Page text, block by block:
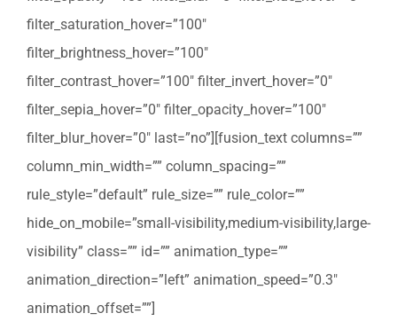
filter_saturation_hover=”100″
filter_brightness_hover=”100″
filter_contrast_hover=”100″ filter_invert_hover=”0″
filter_sepia_hover=”0″ filter_opacity_hover=”100″
filter_blur_hover=”0″ last=”no”][fusion_text columns=””
column_min_width=”” column_spacing=””
rule_style=”default” rule_size=”” rule_color=””
hide_on_mobile=”small-visibility,medium-visibility,large-
visibility” class=”” id=”” animation_type=””
animation_direction=”left” animation_speed=”0.3″
animation_offset=””]